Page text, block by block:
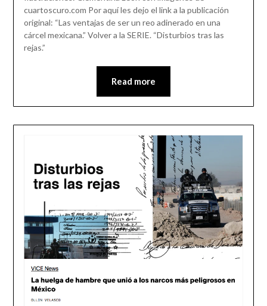
30,
cuartoscuro.com Por aquí les dejo el link a la publicación
original: “Las ventajas de ser un reo adinerado en una
cárcel mexicana.” Volver a la SERIE. “Disturbios tras las
rejas.”
Read more